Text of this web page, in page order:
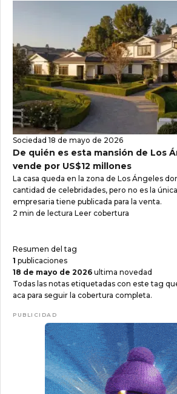
Sociedad 18 de mayo de 2026
De quién es esta mansión de Los
vende por US$12 millones
La casa queda en la zona de Los Ángeles
cantidad de celebridades, pero no es la
empresaria tiene publicada para la venta.
2 min de lectura Leer cobertura
Resumen del tag
1 publicaciones
18 de mayo de 2026 ultima novedad
Todas las notas etiquetadas con este tag
aca para seguir la cobertura completa.
PUBLICIDAD